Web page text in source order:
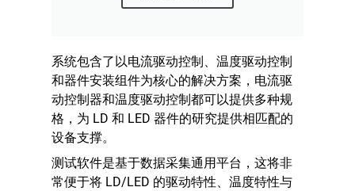
系统包含了以电流驱动控制、温度驱动控制
和器件安装组件为核心的解决方案，电流驱
动控制器和温度驱动控制都可以提供多种规
格，为 LD 和 LED 器件的研究提供相匹配的
设备支撑。
测试软件是基于数据采集通用平台，这将非
常便于将 LD/LED 的驱动特性、温度特性与